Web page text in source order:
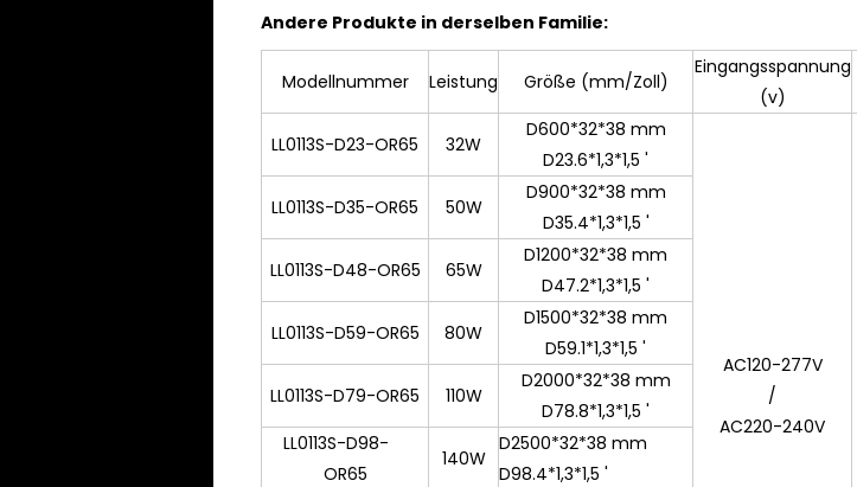
Andere Produkte in derselben Familie:
Modellnummer Leistung Größe (mm/Zoll)
Eingangsspannung
(v)
LL0113S-D23-OR65 32W
D600*32*38 mm
D23.6*1,3*1,5 '
AC120-277V
/
AC220-240V
LL0113S-D35-OR65 50W
D900*32*38 mm
D35.4*1,3*1,5 '
LL0113S-D48-OR65
65W
D1200*32*38 mm
D47.2*1,3*1,5 '
LL0113S-D59-OR65
80W
D1500*32*38 mm
D59.1*1,3*1,5 '
LL0113S-D79-OR65
110W
D2000*32*38 mm
D78.8*1,3*1,5 '
LL0113S-D98-
OR65
140W
D2500*32*38 mm
D98.4*1,3*1,5 '